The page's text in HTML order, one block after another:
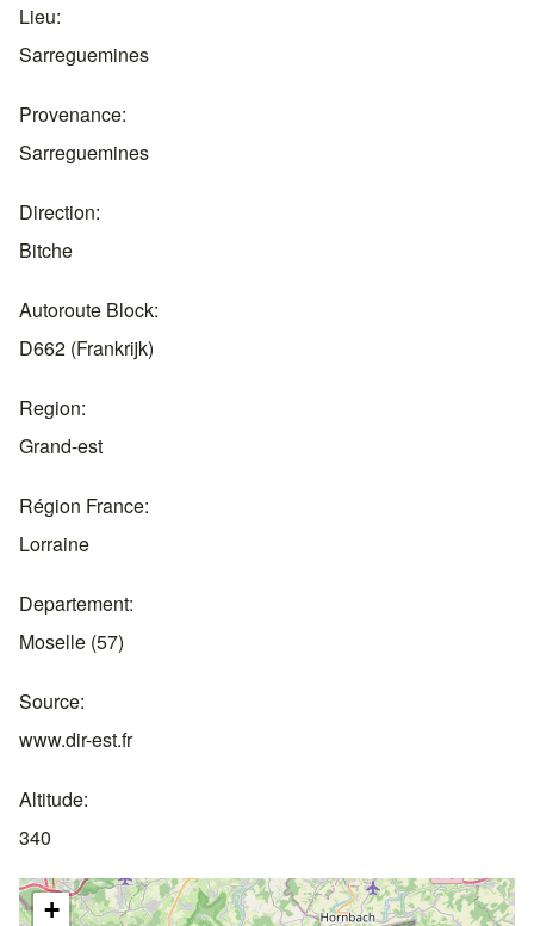
Lieu
Sarreguemines
Provenance
Sarreguemines
Direction
Bitche
Autoroute Block
D662 (Frankrijk)
Region
Grand-est
Région France
Lorraine
Departement
Moselle (57)
Source
www.dir-est.fr
Altitude
340
+